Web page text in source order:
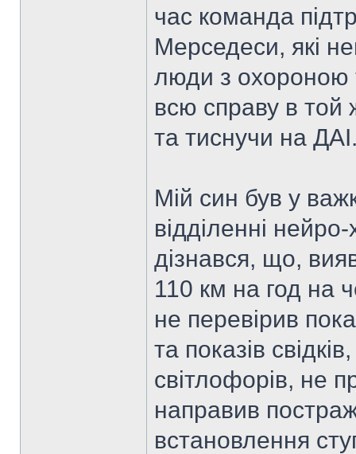
час команда
Мерседеси, які
люди з охороною
всю справу в той
та тиснучи на
Мій син був у
відділенні
дізнався, що,
110 км на год на
не перевірив
та показів
світлофорів, не
направив
встановлення